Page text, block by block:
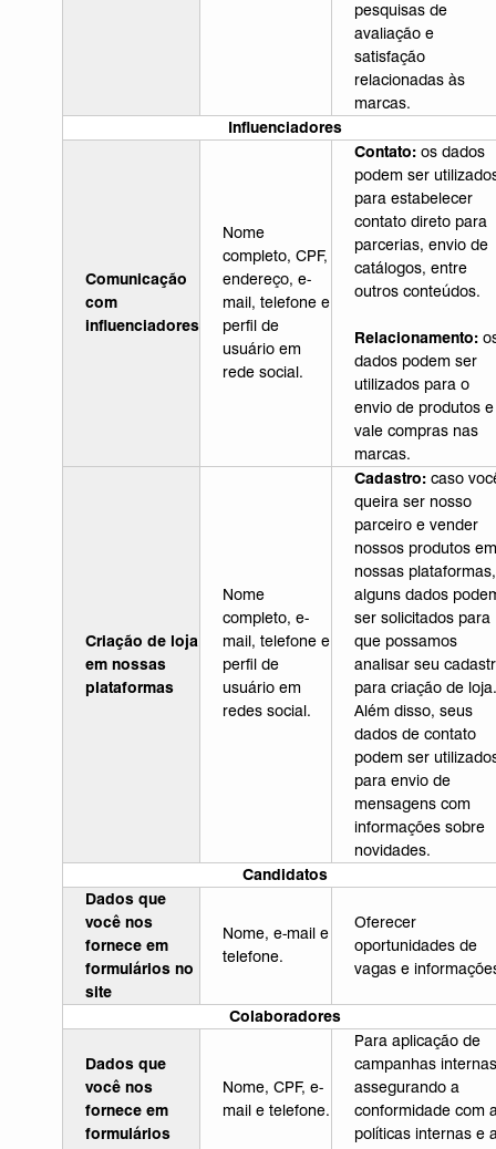
pesquisas de
avaliação e
satisfação
relacionadas às
marcas.
Influenciadores
Comunicação
com
influenciadores
Nome
completo, CPF,
endereço, e-
mail, telefone e
perfil de
usuário em
rede social.
Contato: os dados
podem ser
para estabelecer
contato direto para
parcerias, envio de
catálogos, entre
outros conteúdos.
Relacionamento:
dados podem ser
utilizados para o
envio de produtos e
vale compras nas
marcas.
Criação de loja
em nossas
plataformas
Nome
completo, e-
mail, telefone e
perfil de
usuário em
redes social.
Cadastro: caso
queira ser nosso
parceiro e vender
nossos produtos em
nossas plataformas,
alguns dados
ser solicitados para
que possamos
analisar seu
para criação de loja.
Além disso, seus
dados de contato
podem ser
para envio de
mensagens com
informações sobre
novidades.
Candidatos
Dados que
você nos
fornece em
formulários no
site
Nome, e-mail e
telefone.
Oferecer
oportunidades de
vagas e
Colaboradores
Dados que
você nos
fornece em
formulários
Nome, CPF, e-
mail e telefone.
Para aplicação de
campanhas internas
assegurando a
conformidade com
políticas internas e